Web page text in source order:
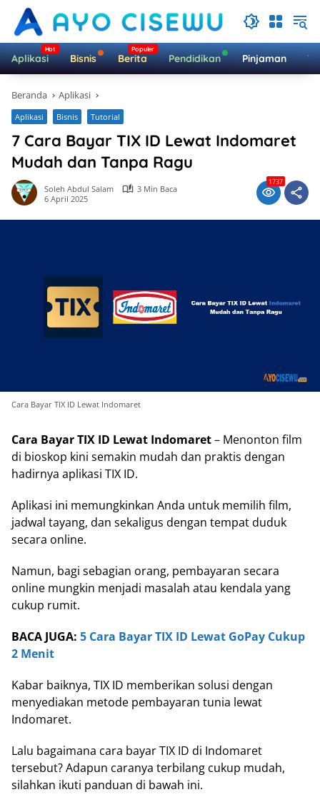
Langsung
konten
Aplikasi Bisnis Berita Pendidikan Pinjaman
Beranda Aplikasi
Aplikasi Bisnis Tutorial
7 Cara Bayar TIX ID Lewat Indomaret
Mudah dan Tanpa Ragu
Soleh Abdul Salam
3 Min Baca
6 April 2025
1737
Cara Bayar TIX ID Lewat Indomaret
Cara Bayar TIX ID Lewat Indomaret– Menonton film
di bioskop kini semakin mudah dan praktis dengan
hadirnya aplikasi TIX ID.
Aplikasi ini memungkinkan Anda untuk memilih film,
jadwal tayang, dan sekaligus dengan tempat duduk
secara online.
Namun, bagi sebagian orang, pembayaran secara
online mungkin menjadi masalah atau kendala yang
cukup rumit.
BACA JUGA: 5 Cara Bayar TIX ID Lewat GoPay Cukup
2 Menit
Kabar baiknya, TIX ID memberikan solusi dengan
menyediakan metode pembayaran tunia lewat
Indomaret.
Lalu bagaimana cara bayar TIX ID di Indomaret
tersebut? Adapun caranya terbilang cukup mudah,
silahkan ikuti panduan di bawah ini.